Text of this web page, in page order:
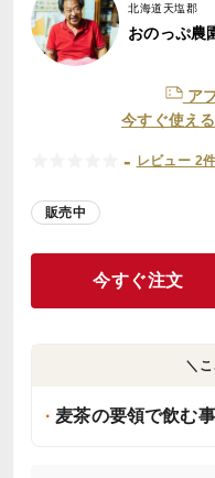
北海道天塩郡
おのっぷ農
ア
今すぐ使え
- レビュー 2件
販売中
今すぐ注文
＼
麦茶の要領で飲む